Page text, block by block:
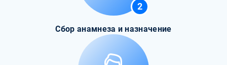
2
Сбор анамнеза и назначение